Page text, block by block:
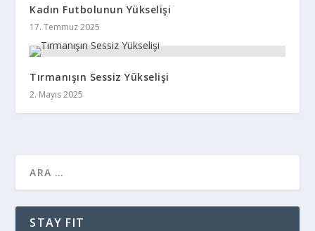
Kadın Futbolunun Yükselişi
17. Temmuz 2025
Tırmanışın Sessiz Yükselişi
2. Mayıs 2025
STAY FIT